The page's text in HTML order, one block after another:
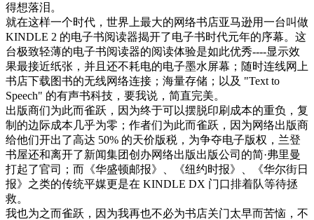
得想落泪。
就在这样一个时代，世界上最大的网络书店亚马逊用一台叫做
KINDLE 2 的电子书阅读器揭开了电子书时代元年的序幕。这
台极致轻薄的电子书阅读器的阅读体验是如此优秀----显示效
果最接近纸张，并且还不耗电的电子墨水屏幕；随时连线网上
书店下载图书的无线网络连接；海量存储；以及 "Text to
Speech" 的有声书科技，要我说，简直完美。
出版商们为此而雀跃，因为终于可以摆脱印刷成本的重负，复
制的边际成本几乎为零；作者们为此而雀跃，因为网络出版商
给他们开出了高达 50% 的天价版税，为争夺电子版权，兰登
书屋还和离开了新闻集团创办网络出版出版公司的简·弗里曼
打起了官司；而《华盛顿邮报》、《纽约时报》、《华尔街日
报》之类的传统平媒更是在 KINDLE DX 门口排着队等待拯
救。
我也为之而雀跃，因为我再也不必为书店关门太早而苦恼，不